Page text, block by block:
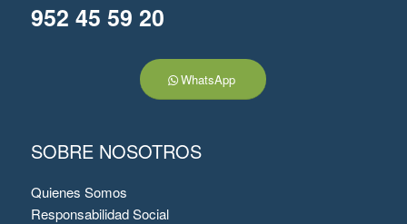
952 45 59 20
WhatsApp
SOBRE NOSOTROS
Quienes Somos
Responsabilidad Social